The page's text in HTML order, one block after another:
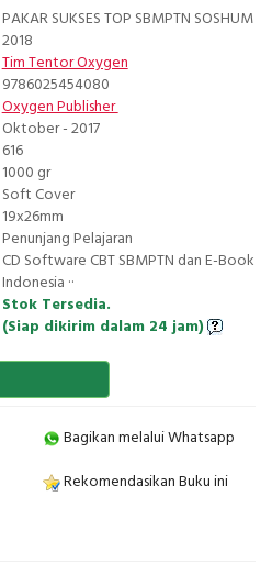
PAKAR SUKSES TOP SBMPTN SOSHUM
2018
Tim Tentor Oxygen
9786025454080
Oxygen Publisher
Oktober - 2017
616
1000 gr
Soft Cover
19x26mm
Penunjang Pelajaran
CD Software CBT SBMPTN dan E-Book
Indonesia ··
Stok Tersedia.
(Siap dikirim dalam 24 jam)
Bagikan melalui Whatsapp
Rekomendasikan Buku ini